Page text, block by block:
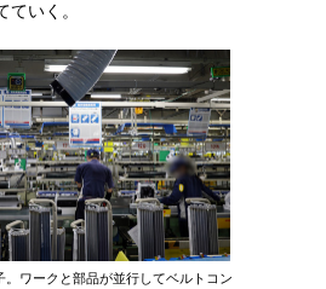
いく。
。ワークと部品が並行してベルトコン